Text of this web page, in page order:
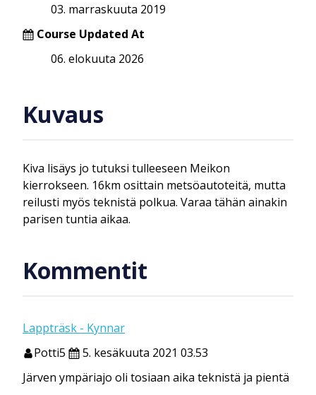
03. marraskuuta 2019
Course Updated At
06. elokuuta 2026
Kuvaus
Kiva lisäys jo tutuksi tulleeseen Meikon
kierrokseen. 16km osittain metsöautoteitä, mutta
reilusti myös teknistä polkua. Varaa tähän ainakin
parisen tuntia aikaa.
Kommentit
Lappträsk - Kynnar
Potti5
5. kesäkuuta 2021 03.53
Järven ympäriajo oli tosiaan aika teknistä ja pientä